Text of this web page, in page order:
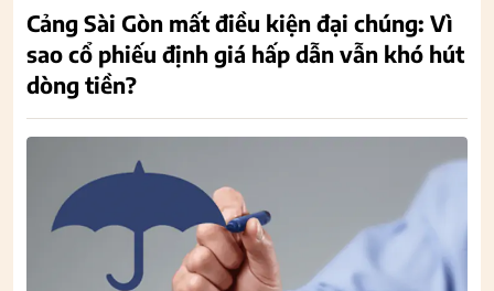
Cảng Sài Gòn mất điều kiện đại chúng: Vì
sao cổ phiếu định giá hấp dẫn vẫn khó hút
dòng tiền?